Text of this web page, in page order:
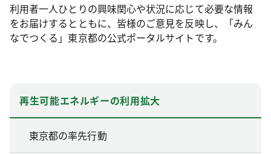
利用者一人ひとりの興味関心や状況に応じて必要な情報
をお届けするとともに、皆様のご意見を反映し、「みん
なでつくる」東京都の公式ポータルサイトです。
再生可能エネルギーの利用拡大
東京都の率先行動